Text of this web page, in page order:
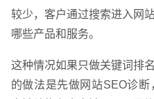
较少，客户通过搜索进入网
哪些产品和服务。
这种情况如果只做关键词排
的做法是先做网站SEO诊断